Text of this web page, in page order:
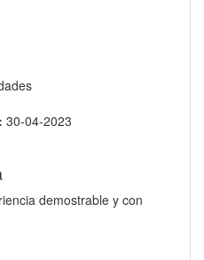
30-04-2023
demostrable y con